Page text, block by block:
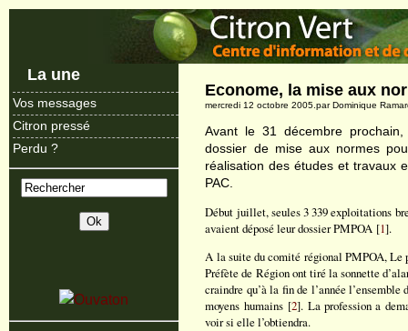
La une
Vos messages
Citron pressé
Perdu ?
Econome, la mise aux
mercredi 12 octobre 2005.par Dominique
Avant le 31 décembre
dossier de mise aux normes
réalisation des études et travaux
PAC.
Début juillet, seules 3 339 exploitations
avaient déposé leur dossier PMPOA [1].
A la suite du comité régional PMPOA, Le
Préfète de Région ont tiré la sonnette
craindre qu’à la fin de l’année
moyens humains [2]. La profession a
voir si elle l’obtiendra.